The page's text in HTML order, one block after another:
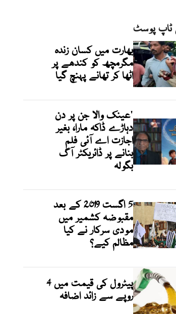
ٹاپ پوسٹ
بھارت میں کسان زندہ
مگرمچھ کو کندھے پر
اٹھا کر تھانے پہنچ گیا
'عینک والا جن پر دن
دہاڑے ڈاکہ مارا، بغیر
اجازت اے آئی فلم
بنانے پر ڈائریکٹر آگ
بگولہ
5 اگست 2019 کے بعد
مقبوضہ کشمیر میں
مودی سرکار نے کیا
مظالم کیے؟
پیٹرول کی قیمت میں 4
روپے سے زائد اضافہ